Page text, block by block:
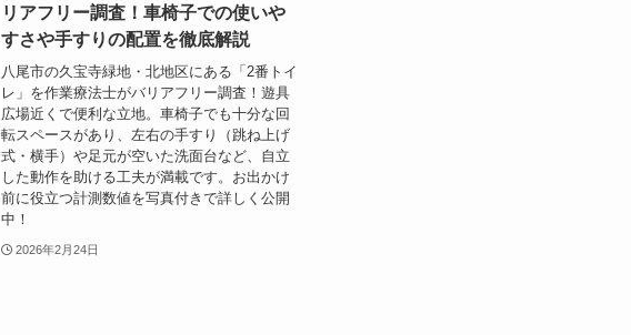
リアフリー調査！車椅子での使いや
すさや手すりの配置を徹底解説
八尾市の久宝寺緑地・北地区にある「2番トイ
レ」を作業療法士がバリアフリー調査！遊具
広場近くで便利な立地。車椅子でも十分な回
転スペースがあり、左右の手すり（跳ね上げ
式・横手）や足元が空いた洗面台など、自立
した動作を助ける工夫が満載です。お出かけ
前に役立つ計測数値を写真付きで詳しく公開
中！
2026年2月24日